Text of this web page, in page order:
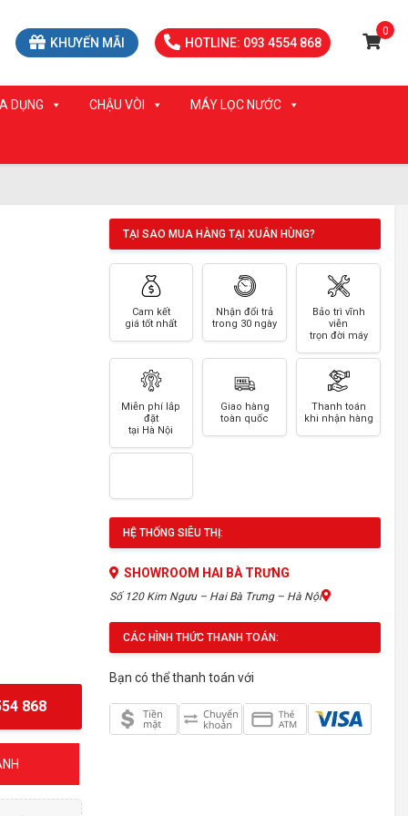
KHUYẾN MÃI HOTLINE: 093 4554 868
0
DỤNG CHẬU VÒI MÁY LỌC NƯỚC
868
TẠI SAO MUA HÀNG TẠI XUÂN HÙNG?
Cam kết
giá tốt nhất
Nhận đổi trả
trong 30 ngày
Bảo trì vĩnh
viễn
trọn đời máy
Miễn phí lắp
đặt
tại Hà Nội
Giao hàng
toàn quốc
Thanh toán
khi nhận hàng
HỆ THỐNG SIÊU THỊ:
SHOWROOM HAI BÀ TRƯNG
Số 120 Kim Ngưu – Hai Bà Trưng – Hà Nội
CÁC HÌNH THỨC THANH TOÁN:
Bạn có thể thanh toán với